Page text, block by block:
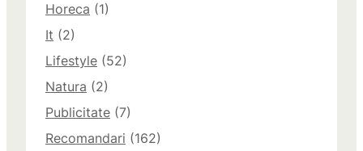
Horeca (1)
It (2)
Lifestyle (52)
Natura (2)
Publicitate (7)
Recomandari (162)